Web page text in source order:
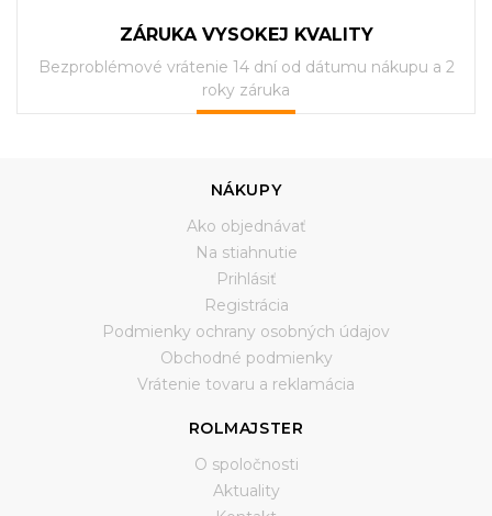
ZÁRUKA VYSOKEJ KVALITY
Bezproblémové vrátenie 14 dní od dátumu nákupu a 2
roky záruka
NÁKUPY
Ako objednávať
Na stiahnutie
Prihlásiť
Registrácia
Podmienky ochrany osobných údajov
Obchodné podmienky
Vrátenie tovaru a reklamácia
ROLMAJSTER
O spoločnosti
Aktuality